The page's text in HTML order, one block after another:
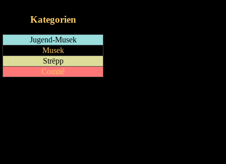
Kategorien
Jugend-Musek
Musek
Strëpp
Comité